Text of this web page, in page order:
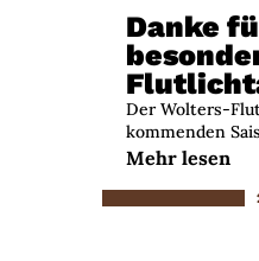
Danke
Der Wolters-
kommenden
Mehr lesen